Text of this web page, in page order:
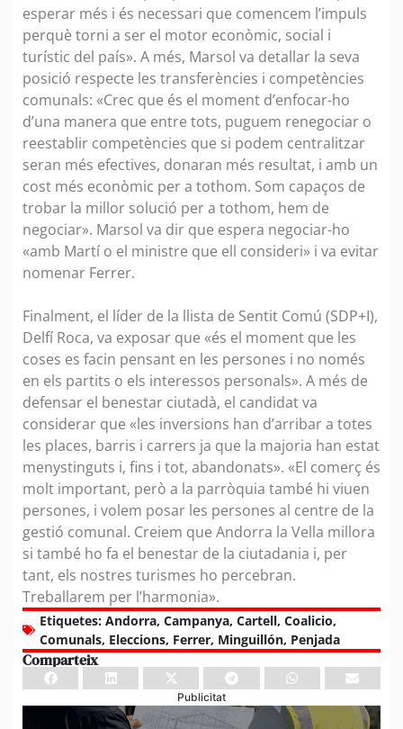
esperar més i és necessari que comencem l’impuls
perquè torni a ser el motor econòmic, social i
turístic del país». A més, Marsol va detallar la seva
posició respecte les transferències i competències
comunals: «Crec que és el moment d’enfocar-ho
d’una manera que entre tots, puguem renegociar o
reestablir competències que si podem centralitzar
seran més efectives, donaran més resultat, i amb un
cost més econòmic per a tothom. Som capaços de
trobar la millor solució per a tothom, hem de
negociar». Marsol va dir que espera negociar-ho
«amb Martí o el ministre que ell consideri» i va evitar
nomenar Ferrer.
Finalment, el líder de la llista de Sentit Comú (SDP+I),
Delfí Roca, va exposar que «és el moment que les
coses es facin pensant en les persones i no només
en els partits o els interessos personals». A més de
defensar el benestar ciutadà, el candidat va
considerar que «les inversions han d’arribar a totes
les places, barris i carrers ja que la majoria han estat
menystinguts i, fins i tot, abandonats». «El comerç és
molt important, però a la parròquia també hi viuen
persones, i volem posar les persones al centre de la
gestió comunal. Creiem que Andorra la Vella millora
si també ho fa el benestar de la ciutadania i, per
tant, els nostres turismes ho percebran.
Treballarem per l’harmonia».
Etiquetes: Andorra, Campanya, Cartell, Coalicio,
Comunals, Eleccions, Ferrer, Minguillón, Penjada
Comparteix
Publicitat